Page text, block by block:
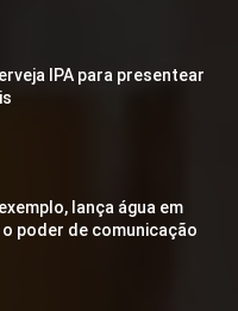
IPA para presentear
lança água em
poder de comunicação